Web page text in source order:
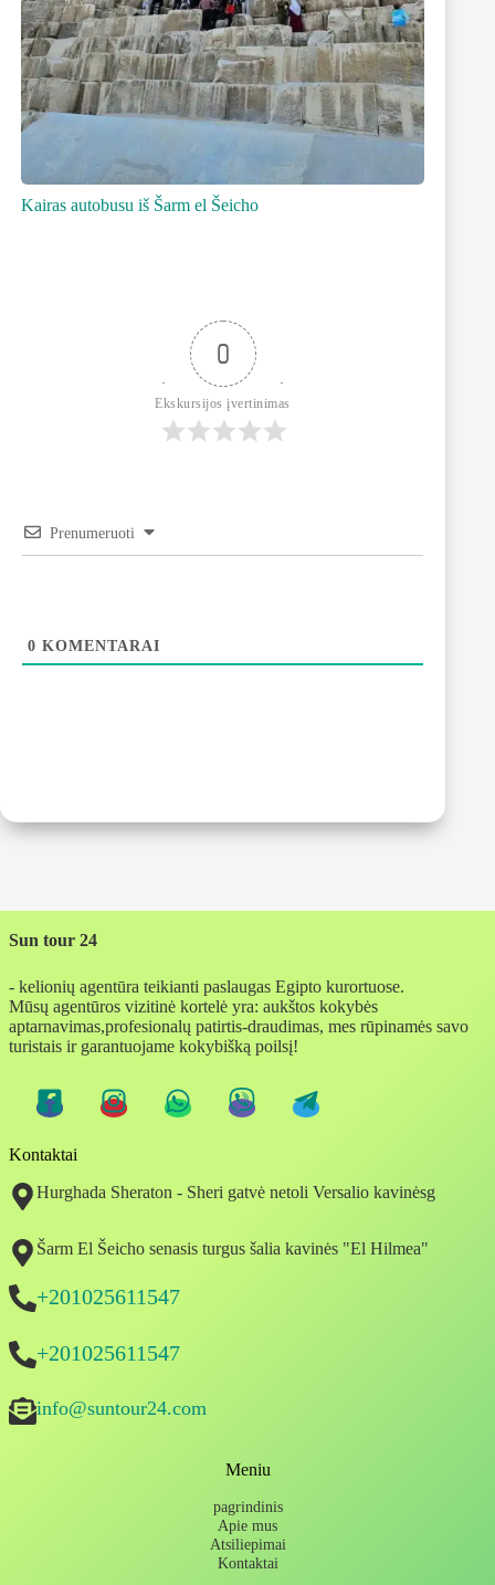
Kairas autobusu iš Šarm el Šeicho
0
Ekskursijos įvertinimas
Prenumeruoti
0 KOMENTARAI
Sun tour 24
- kelionių agentūra teikianti paslaugas Egipto kurortuose.
Mūsų agentūros vizitinė kortelė yra: aukštos kokybės
aptarnavimas,profesionalų patirtis-draudimas, mes rūpinamės savo
turistais ir garantuojame kokybišką poilsį!
Kontaktai
Hurghada Sheraton - Sheri gatvė netoli Versalio kavinėsg
Šarm El Šeicho senasis turgus šalia kavinės "El Hilmea"
+201025611547
+201025611547
info@suntour24.com
Meniu
pagrindinis
Apie mus
Atsiliepimai
Kontaktai